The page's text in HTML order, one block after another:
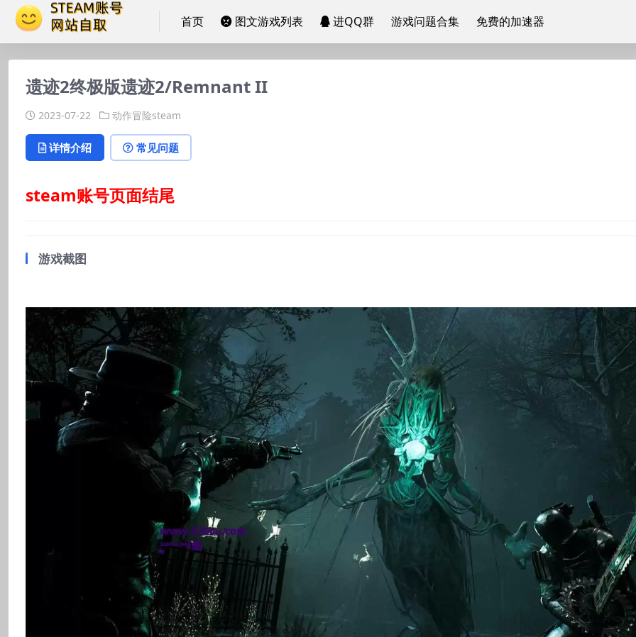
首页 图文游戏列表 进QQ群 游戏问题合集 免费的加速器
遗迹2终极版遗迹2/Remnant II
2023-07-22 动作冒险steam
详情介绍 常见问题
steam账号页面结尾
游戏截图